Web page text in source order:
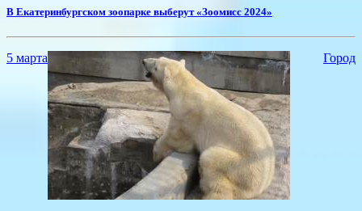
​В Екатеринбургском зоопарке выберут «Зоомисс 2024»
5 марта Город